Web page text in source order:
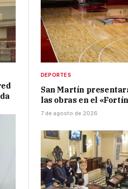
DEPORTES
San Martín
las obras en el
7 de agosto de 2026